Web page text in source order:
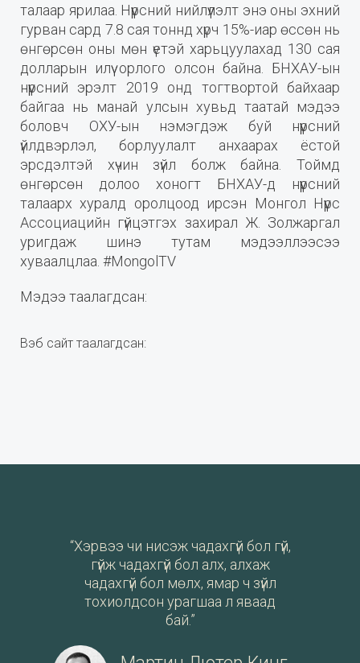
талаар ярилаа. Нүүрсний нийлүүлэлт энэ оны эхний
гурван сард 7.8 сая тоннд хүрч 15%-иар өссөн нь
өнгөрсөн оны мөн үетэй харьцуулахад 130 сая
долларын илүү орлого олсон байна. БНХАУ-ын
нүүрсний эрэлт 2019 онд тогтвортой байхаар
байгаа нь манай улсын хувьд таатай мэдээ
боловч ОХУ-ын нэмэгдэж буй нүүрсний
үйлдвэрлэл, борлуулалт анхаарах ёстой
эрсдэлтэй хүчин зүйл болж байна. Тоймд
өнгөрсөн долоо хоногт БНХАУ-д нүүрсний
талаарх хуралд оролцоод ирсэн Монгол Нүүрс
Ассоциацийн гүйцэтгэх захирал Ж. Золжаргал
уригдаж шинэ тутам мэдээллээсээ
хуваалцлаа. #MongolTV
Мэдээ таалагдсан:
Вэб сайт таалагдсан:
“Хэрвээ чи нисэж чадахгүй бол гүй,
гүйж чадахгүй бол алх, алхаж
чадахгүй бол мөлх, ямар ч зүйл
тохиолдсон урагшаа л яваад
бай.”